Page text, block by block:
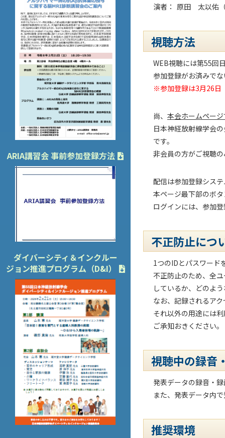
ARIA講習会 事前参加登録方法
ダイバーシティ＆インクルー
ジョン推進プログラム（D&I）
演者： 原田 太以佑
視聴方法
WEB視聴には第55回
参加登録がお済みで
※参加登録は3月26日
尚、 本会ホームペー
日本神経放射線学会
です。
非会員の方がご視聴
配信は参加登録シス
本ページ最下部のボ
ログインには、参加
不正防止につ
1つのIDとパスワード
不正防止のため、全
しているか、どのよ
なお、記録されるア
それ以外の用途には
ご承知おきください。
視聴中の録音
発表データの録音・
また、発表データ内
推奨環境